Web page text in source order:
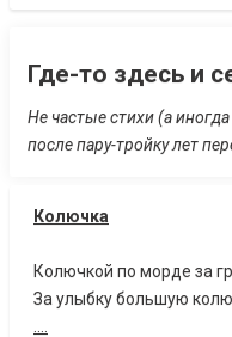
Где-то здесь и
Не частые стихи (а
после пару-тройку лет
Колючка
Колючкой по морде за
За улыбку большую